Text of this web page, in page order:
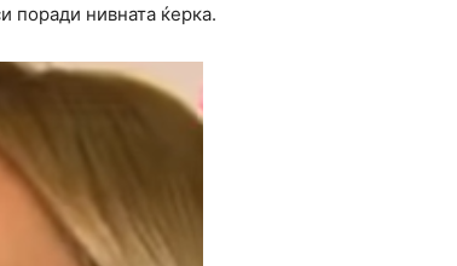
поради нивната ќерка.